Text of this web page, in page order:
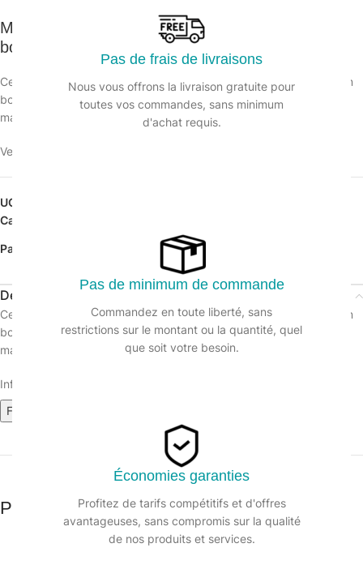
Pas de frais de livraisons
Nous vous offrons la livraison gratuite pour
toutes vos commandes, sans minimum
d'achat requis.
Pas de minimum de commande
Commandez en toute liberté, sans
restrictions sur le montant ou la quantité, quel
que soit votre besoin.
Économies garanties
Profitez de tarifs compétitifs et d'offres
avantageuses, sans compromis sur la qualité
de nos produits et services.
Manche Acier Classic de 140cm à vis imitation
bois ECOGREEN
Ce manche acier offre la même tenue mécanique qu’un manche en
bois grâce à son épaisseur de 0,30 mm,
mais avec l’avantage de ne pas se déformer.
Veuillez vous connecter pour voir les prix.
UGS :
Catégorie :
Partager:
Description
Ce manche acier offre la même tenue mécanique qu’un manche en
bois grâce à son épaisseur de 0,30 mm,
mais avec l’avantage de ne pas se déformer.
Informations sur le produit :
Fiche technique
Produits similaires